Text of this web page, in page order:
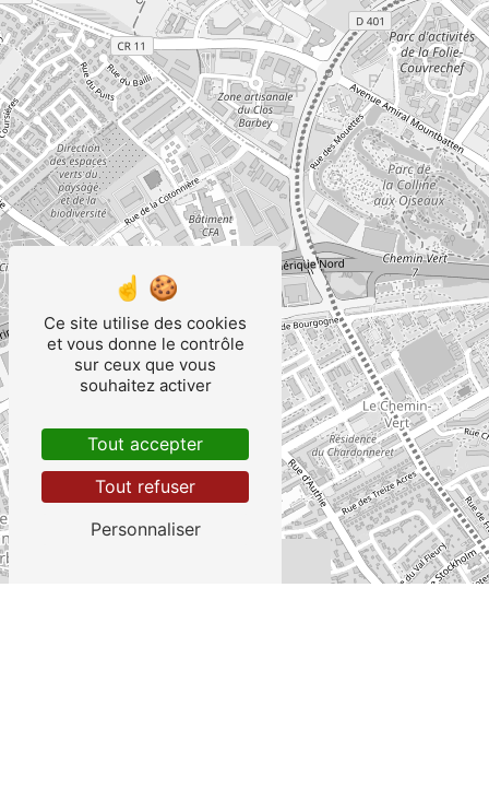
Ce site utilise des cookies
et vous donne le contrôle
sur ceux que vous
souhaitez activer
Tout accepter
Tout refuser
Personnaliser